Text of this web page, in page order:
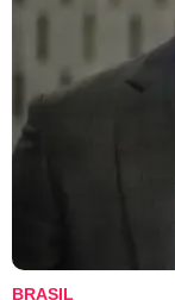
BRASIL